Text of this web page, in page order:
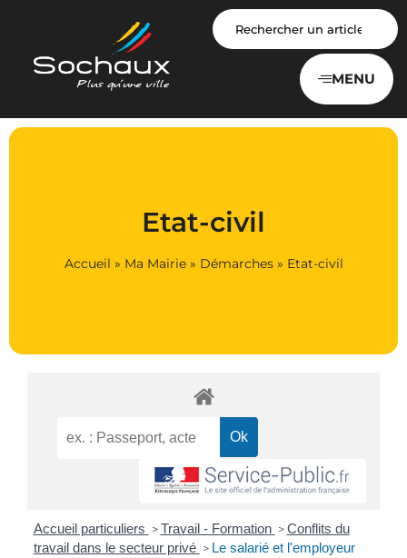
MENU
Etat-civil
Accueil » Ma Mairie» Démarches» Etat-civil
Accueil particuliers > Travail - Formation > Conflits du
travail dans le secteur privé > Le salarié et l'employeur
Panneau de gestion des cookies